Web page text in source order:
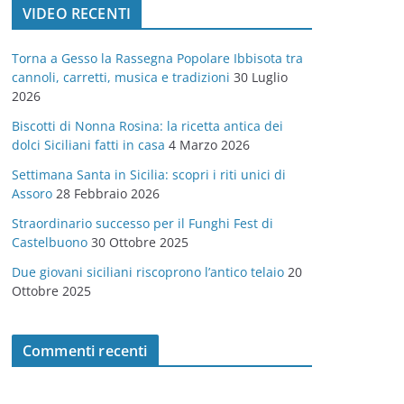
o
r
e
VIDEO RECENTI
Torna a Gesso la Rassegna Popolare Ibbisota tra
cannoli, carretti, musica e tradizioni 30 Luglio
2026
Biscotti di Nonna Rosina: la ricetta antica dei
dolci Siciliani fatti in casa 4 Marzo 2026
Settimana Santa in Sicilia: scopri i riti unici di
Assoro 28 Febbraio 2026
Straordinario successo per il Funghi Fest di
Castelbuono 30 Ottobre 2025
Due giovani siciliani riscoprono l’antico telaio 20
Ottobre 2025
Commenti recenti